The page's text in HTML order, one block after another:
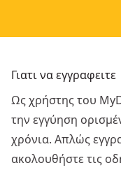
Γιατι να εγγραφειτε
Ως χρήστης του
την εγγύηση
χρόνια. Απλώς
ακολουθήστε τις